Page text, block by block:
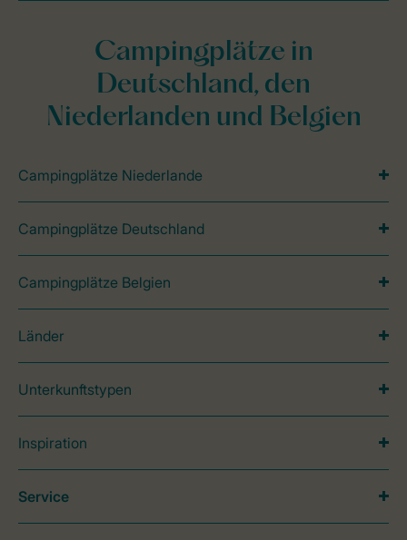
Campingplätze in
Deutschland, den
Niederlanden und Belgien
Campingplätze Niederlande
Campingplätze Deutschland
Campingplätze Belgien
Länder
Unterkunftstypen
Inspiration
Service